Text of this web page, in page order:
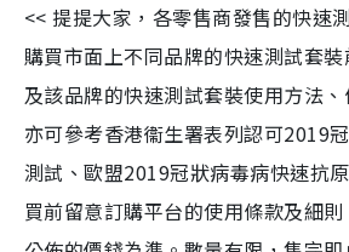
<< 提提大家，各零售商發售的快速
購買市面上不同品牌的快速測試套
及該品牌的快速測試套裝使用方法
亦可參考香港衞生署表列認可2019
測試、歐盟2019冠狀病毒病快速抗
買前留意訂購平台的使用條款及細